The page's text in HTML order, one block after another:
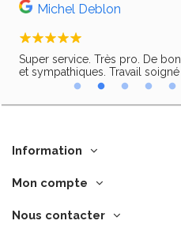
Michel Deblon
Super service. Très pro. De
et sympathiques. Travail
Information
Mon compte
Nous contacter